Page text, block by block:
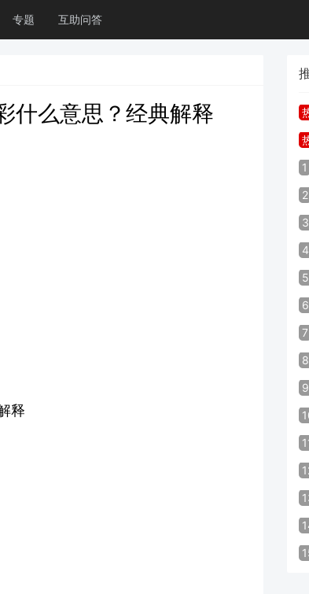
专题 互助问答
什么意思？经典解释
释
1
2
3
4
5
6
7
8
9